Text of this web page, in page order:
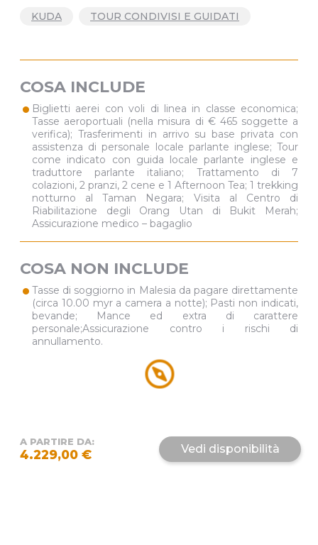
COSA INCLUDE
• Biglietti aerei con voli di linea in classe economica;
Tasse aeroportuali (nella misura di € 465 soggette a
verifica); Trasferimenti in arrivo su base privata con
assistenza di personale locale parlante inglese; Tour
come indicato con guida locale parlante inglese e
traduttore parlante italiano; Trattamento di 7
colazioni, 2 pranzi, 2 cene e 1 Afternoon Tea; 1 trekking
notturno al Taman Negara; Visita al Centro di
COSA NON INCLUDE
• Tasse di soggiorno in Malesia da pagare direttamente
(circa 10.00 myr a camera a notte); Pasti non indicati,
bevande; Mance ed extra di carattere